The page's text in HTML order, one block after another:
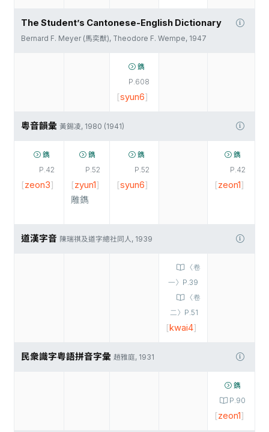
The Student’s Cantonese-English Dictionary
Bernard F. Meyer (馬奕猷), Theodore F. Wempe, 1947
鐫
P.608
[syun6]
粵音韻彙 黃錫凌, 1980 (1941)
鐫
P.42
[zeon3]
鐫
P.52
[zyun1]
雕鐫
鐫
P.52
[syun6]
鐫
P.42
[zeon1]
道漢字音 陳瑞祺及道字總社同人, 1939
〈卷
一〉P.39
〈卷
二〉P.51
[kwai4]
民衆識字粤語拼音字彙 趙雅庭, 1931
鐫
P.90
[zeon1]